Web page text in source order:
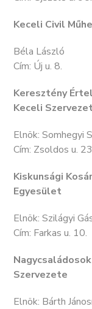
Keceli Civil
Béla László
Cím: Új u. 8.
Keresztény
Keceli
Elnök: Somhegyi
Cím: Zsoldos u.
Kiskunsági
Egyesület
Elnök: Szilágyi
Cím: Farkas u. 10.
Szervezete
Elnök: Bárth